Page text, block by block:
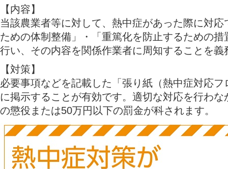
【内容】
当該農業者等に対して、熱中症があった際に対
ための体制整備」・「重篤化を防止するための
行い、その内容を関係作業者に周知することを義
【対策】
必要事項などを記載した「張り紙（熱中症対応
に掲示することが有効です。適切な対応を行わ
の懲役または50万円以下の罰金が科されます。